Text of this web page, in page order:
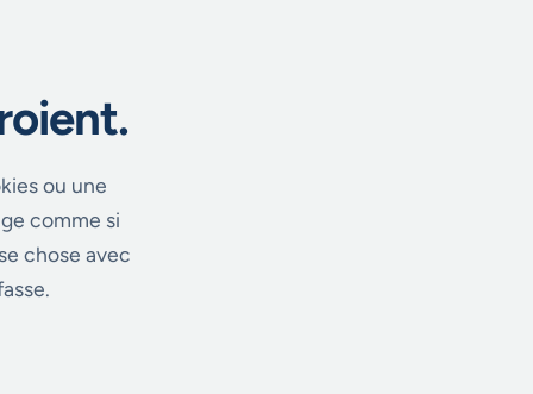
ou une
comme si
chose avec